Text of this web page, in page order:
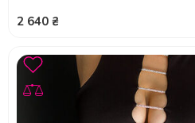
2 640 ₴